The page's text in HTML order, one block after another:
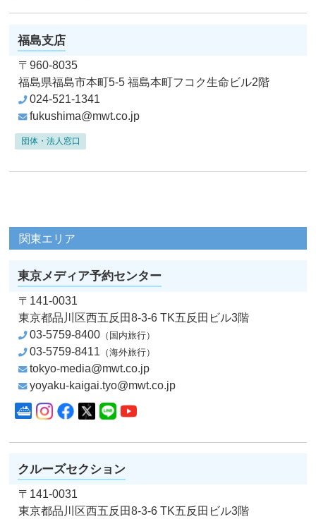
福島支店
〒960-8035
福島県福島市本町5-5福島本町フコク生命ビル2階
024-521-1341
fukushima@mwt.co.jp
団体・法人窓口
関東エリア
東京メディア予約センター
〒141-0031
東京都品川区西五反田8-3-6TK五反田ビル3階
03-5759-8400（国内旅行）
03-5759-8411（海外旅行）
tokyo-media@mwt.co.jp
yoyaku-kaigai.tyo@mwt.co.jp
クルーズコンサルタント
InstagramFacebook
X LINE
クルーズセクション
〒141-0031
東京都品川区西五反田8-3-6TK五反田ビル3階